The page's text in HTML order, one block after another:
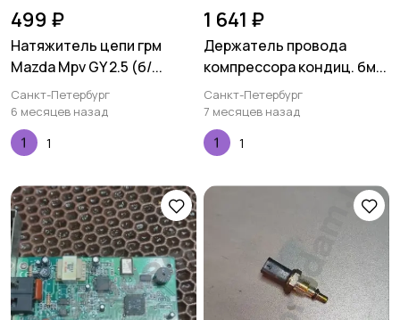
499 ₽
Натяжитель цепи грм
Mazda Mpv GY 2.5 (б/...
Санкт-Петербург
6 месяцев назад
1
1 641 ₽
Держатель провода
компрессора кондиц. бм...
Санкт-Петербург
7 месяцев назад
1